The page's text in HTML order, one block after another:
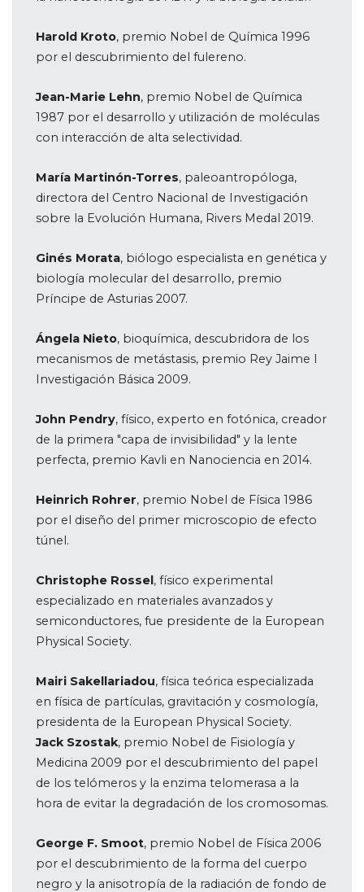
Harold Kroto, premio Nobel de Química 1996
por el descubrimiento del fulereno.
Jean-Marie Lehn, premio Nobel de Química
1987 por el desarrollo y utilización de moléculas
con interacción de alta selectividad.
María Martinón-Torres, paleoantropóloga,
directora del Centro Nacional de Investigación
sobre la Evolución Humana, Rivers Medal 2019.
Ginés Morata, biólogo especialista en genética y
biología molecular del desarrollo, premio
Príncipe de Asturias 2007.
Ángela Nieto, bioquímica, descubridora de los
mecanismos de metástasis, premio Rey Jaime I
Investigación Básica 2009.
John Pendry, físico, experto en fotónica, creador
de la primera "capa de invisibilidad" y la lente
perfecta, premio Kavli en Nanociencia en 2014.
Heinrich Rohrer, premio Nobel de Física 1986
por el diseño del primer microscopio de efecto
túnel.
Christophe Rossel, físico experimental
especializado en materiales avanzados y
semiconductores, fue presidente de la European
Physical Society.
Mairi Sakellariadou, física teórica especializada
en física de partículas, gravitación y cosmología,
presidenta de la European Physical Society.
Jack Szostak, premio Nobel de Fisiología y
Medicina 2009 por el descubrimiento del papel
de los telómeros y la enzima telomerasa a la
hora de evitar la degradación de los cromosomas.
George F. Smoot, premio Nobel de Física 2006
por el descubrimiento de la forma del cuerpo
negro y la anisotropía de la radiación de fondo de